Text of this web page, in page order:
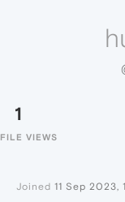
1
VIEWS
Joined 11 Sep 2023,